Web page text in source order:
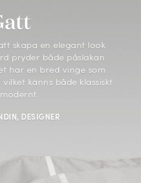
skapa en elegant look
pryder både påslakan
har en bred vinge som
känns både klassiskt
DESIGNER